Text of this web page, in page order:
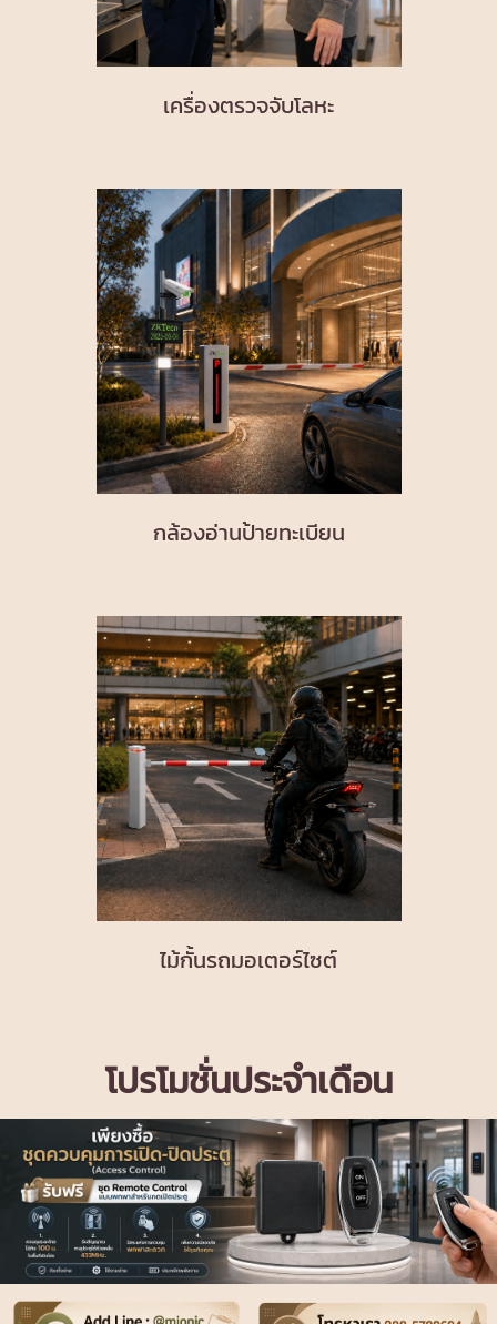
เครื่องตรวจจับโลหะ
กล้องอ่านป้ายทะเบียน
ไม้กั้นรถมอเตอร์ไซต์
โปรโมชั่นประจำเดือน